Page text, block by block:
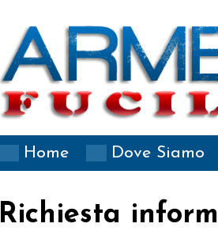
Home Dove Siamo
Richiesta